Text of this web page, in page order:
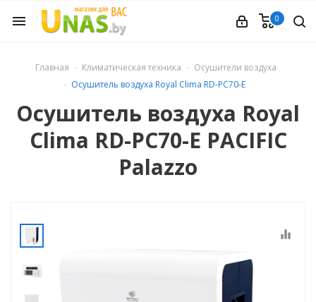
menu
обуви
0
Главная Климатическая техника
Осушители воздуха
Осушитель воздуха Royal Clima RD-PC70-E
Осушитель воздуха Royal
Clima RD-PC70-E PACIFIC
Palazzo
equalizer